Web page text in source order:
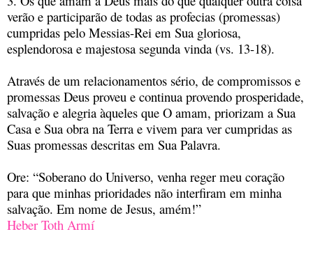
verão e participarão de todas as profecias (promessas)
cumpridas pelo Messias-Rei em Sua gloriosa,
esplendorosa e majestosa segunda vinda (vs. 13-18).
Através de um relacionamentos sério, de compromissos e
promessas Deus proveu e continua provendo prosperidade,
salvação e alegria àqueles que O amam, priorizam a Sua
Casa e Sua obra na Terra e vivem para ver cumpridas as
Suas promessas descritas em Sua Palavra.
Ore: “Soberano do Universo, venha reger meu coração
para que minhas prioridades não interfiram em minha
salvação. Em nome de Jesus, amém!”
Heber Toth Armí